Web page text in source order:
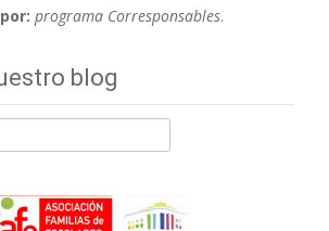
programa Corresponsables.
blog